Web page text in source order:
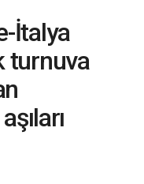
İtalya
turnuva